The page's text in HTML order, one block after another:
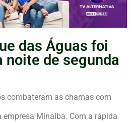
das Águas foi
noite de segunda
combateram as chamas com
Minalba. Com a rápida